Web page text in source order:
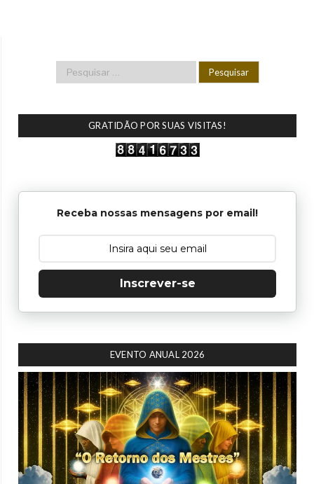
GRATIDÃO POR SUAS VISITAS!
Receba nossas mensagens por email!
Inscrever-se
EVENTO ANUAL 2026